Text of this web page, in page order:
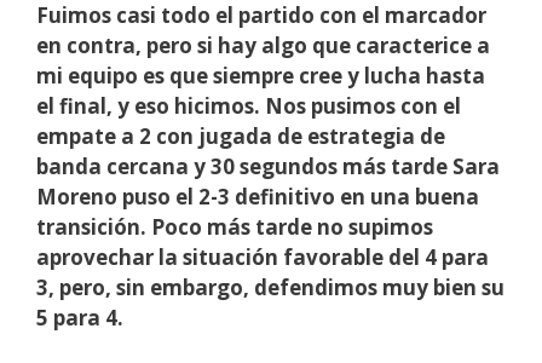
Fuimos casi todo el partido con el marcador
en contra, pero si hay algo que caracterice a
mi equipo es que siempre cree y lucha hasta
el final, y eso hicimos. Nos pusimos con el
empate a 2 con jugada de estrategia de
banda cercana y 30 segundos más tarde Sara
Moreno puso el 2-3 definitivo en una buena
transición. Poco más tarde no supimos
aprovechar la situación favorable del 4 para
3, pero, sin embargo, defendimos muy bien su
5 para 4.